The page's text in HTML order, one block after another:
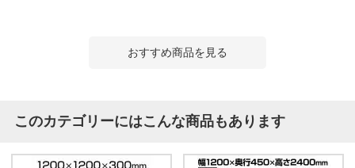
おすすめ商品を見る
このカテゴリーにはこんな商品もあります